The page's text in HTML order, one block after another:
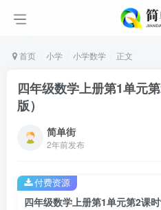
首页 小学 小学数学 正文
四年级数学上册第1单元
版）
简单街
2年前发布
四年级数学上册第1单元第2课
付费资源